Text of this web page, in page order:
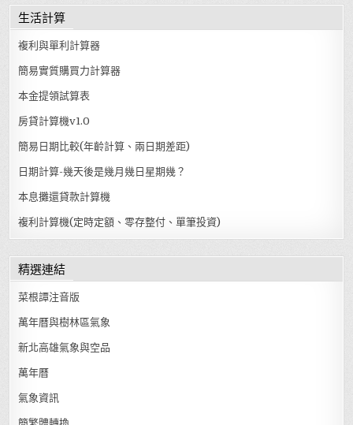
生活計算
複利與單利計算器
簡易實質購買力計算器
本金提領試算表
房貸計算機v1.0
簡易日期比較(年齡計算、兩日期差距)
日期計算-幾天後是幾月幾日星期幾？
本息攤還貸款計算機
複利計算機(定時定額、零存整付、單筆投資)
精選連結
菜根譚注音版
萬年曆與樹林區氣象
新北高雄氣象與空品
萬年曆
氣象資訊